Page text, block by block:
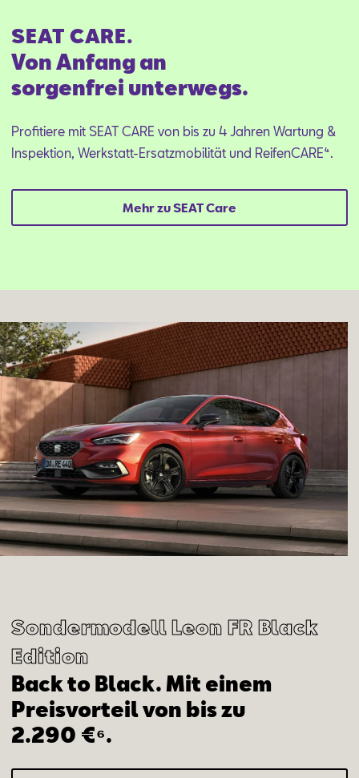
SEAT CARE.
Von Anfang an
sorgenfrei unterwegs.
Profitiere mit SEAT CARE von bis zu 4 Jahren Wartung &
Inspektion, Werkstatt-Ersatzmobilität und ReifenCARE⁴.
Mehr zu SEAT Care
Sondermodell Leon FR Black
Edition
Back to Black. Mit einem
Preisvorteil von bis zu
2.290 €⁶.